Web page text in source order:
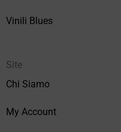
Vinili Blues
Site
Chi Siamo
My Account